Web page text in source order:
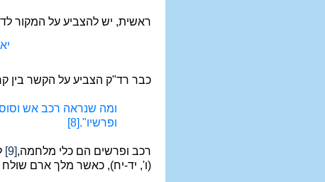
ראשית, יש להצביע על המקור
יא
כבר רד"ק הצביע על הקשר בין
ומה שנראה רכב אש
ופרשיו".[8]
רכב ופרשים הם כלי מלחמה,[9]
(ו', יד-יח), כאשר מלך ארם שולח